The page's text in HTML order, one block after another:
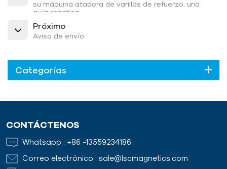
su máquina atadora de varillas de refuerzo: una
guía práctica.
Próximo
Aviso de envío
Categorías
CONTÁCTENOS
Whatsapp : +86 -13559234186
Correo electrónico : sale@lscmagnetics.com